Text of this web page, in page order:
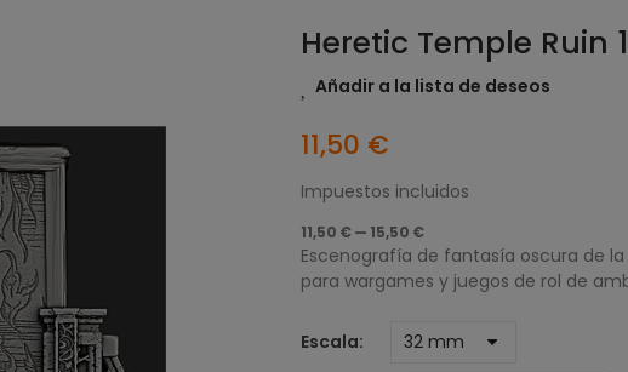
Heretic Temple Ruin
Añadir a la lista de deseos
11,50 €
Impuestos incluidos
11,50 € — 15,50 €
Escenografía de fantasía oscura de
para wargames y juegos de rol de
Escala